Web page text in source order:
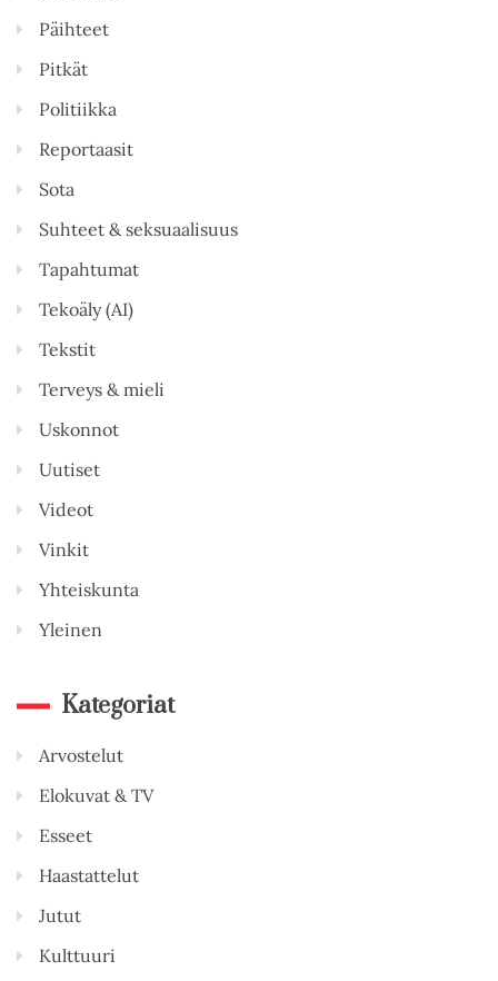
Päihteet
Pitkät
Politiikka
Reportaasit
Sota
Suhteet & seksuaalisuus
Tapahtumat
Tekoäly (AI)
Tekstit
Terveys & mieli
Uskonnot
Uutiset
Videot
Vinkit
Yhteiskunta
Yleinen
Kategoriat
Arvostelut
Elokuvat & TV
Esseet
Haastattelut
Jutut
Kulttuuri